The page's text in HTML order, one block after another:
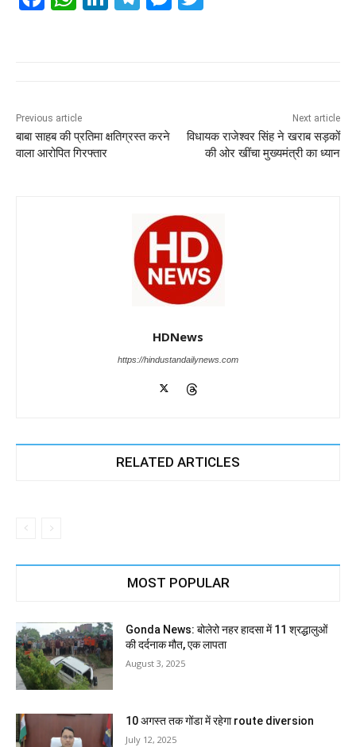
o
o
p
p
n
er
Previous article
बाबा साहब की प्रतिमा क्षतिग्रस्त करने
वाला आरोपित गिरफ्तार
Next article
विधायक राजेश्वर सिंह ने खराब सड़कों
की ओर खींचा मुख्यमंत्री का ध्यान
HDNews
https://hindustandailynews.com
RELATED ARTICLES
MOST POPULAR
Gonda News: बोलेरो नहर हादसा में 11 श्रद्धालुओं
की दर्दनाक मौत, एक लापता
August 3, 2025
10 अगस्त तक गोंडा में रहेगा route diversion
July 12, 2025